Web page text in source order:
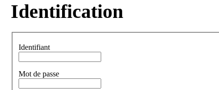
Identification
Identifiant
Mot de passe